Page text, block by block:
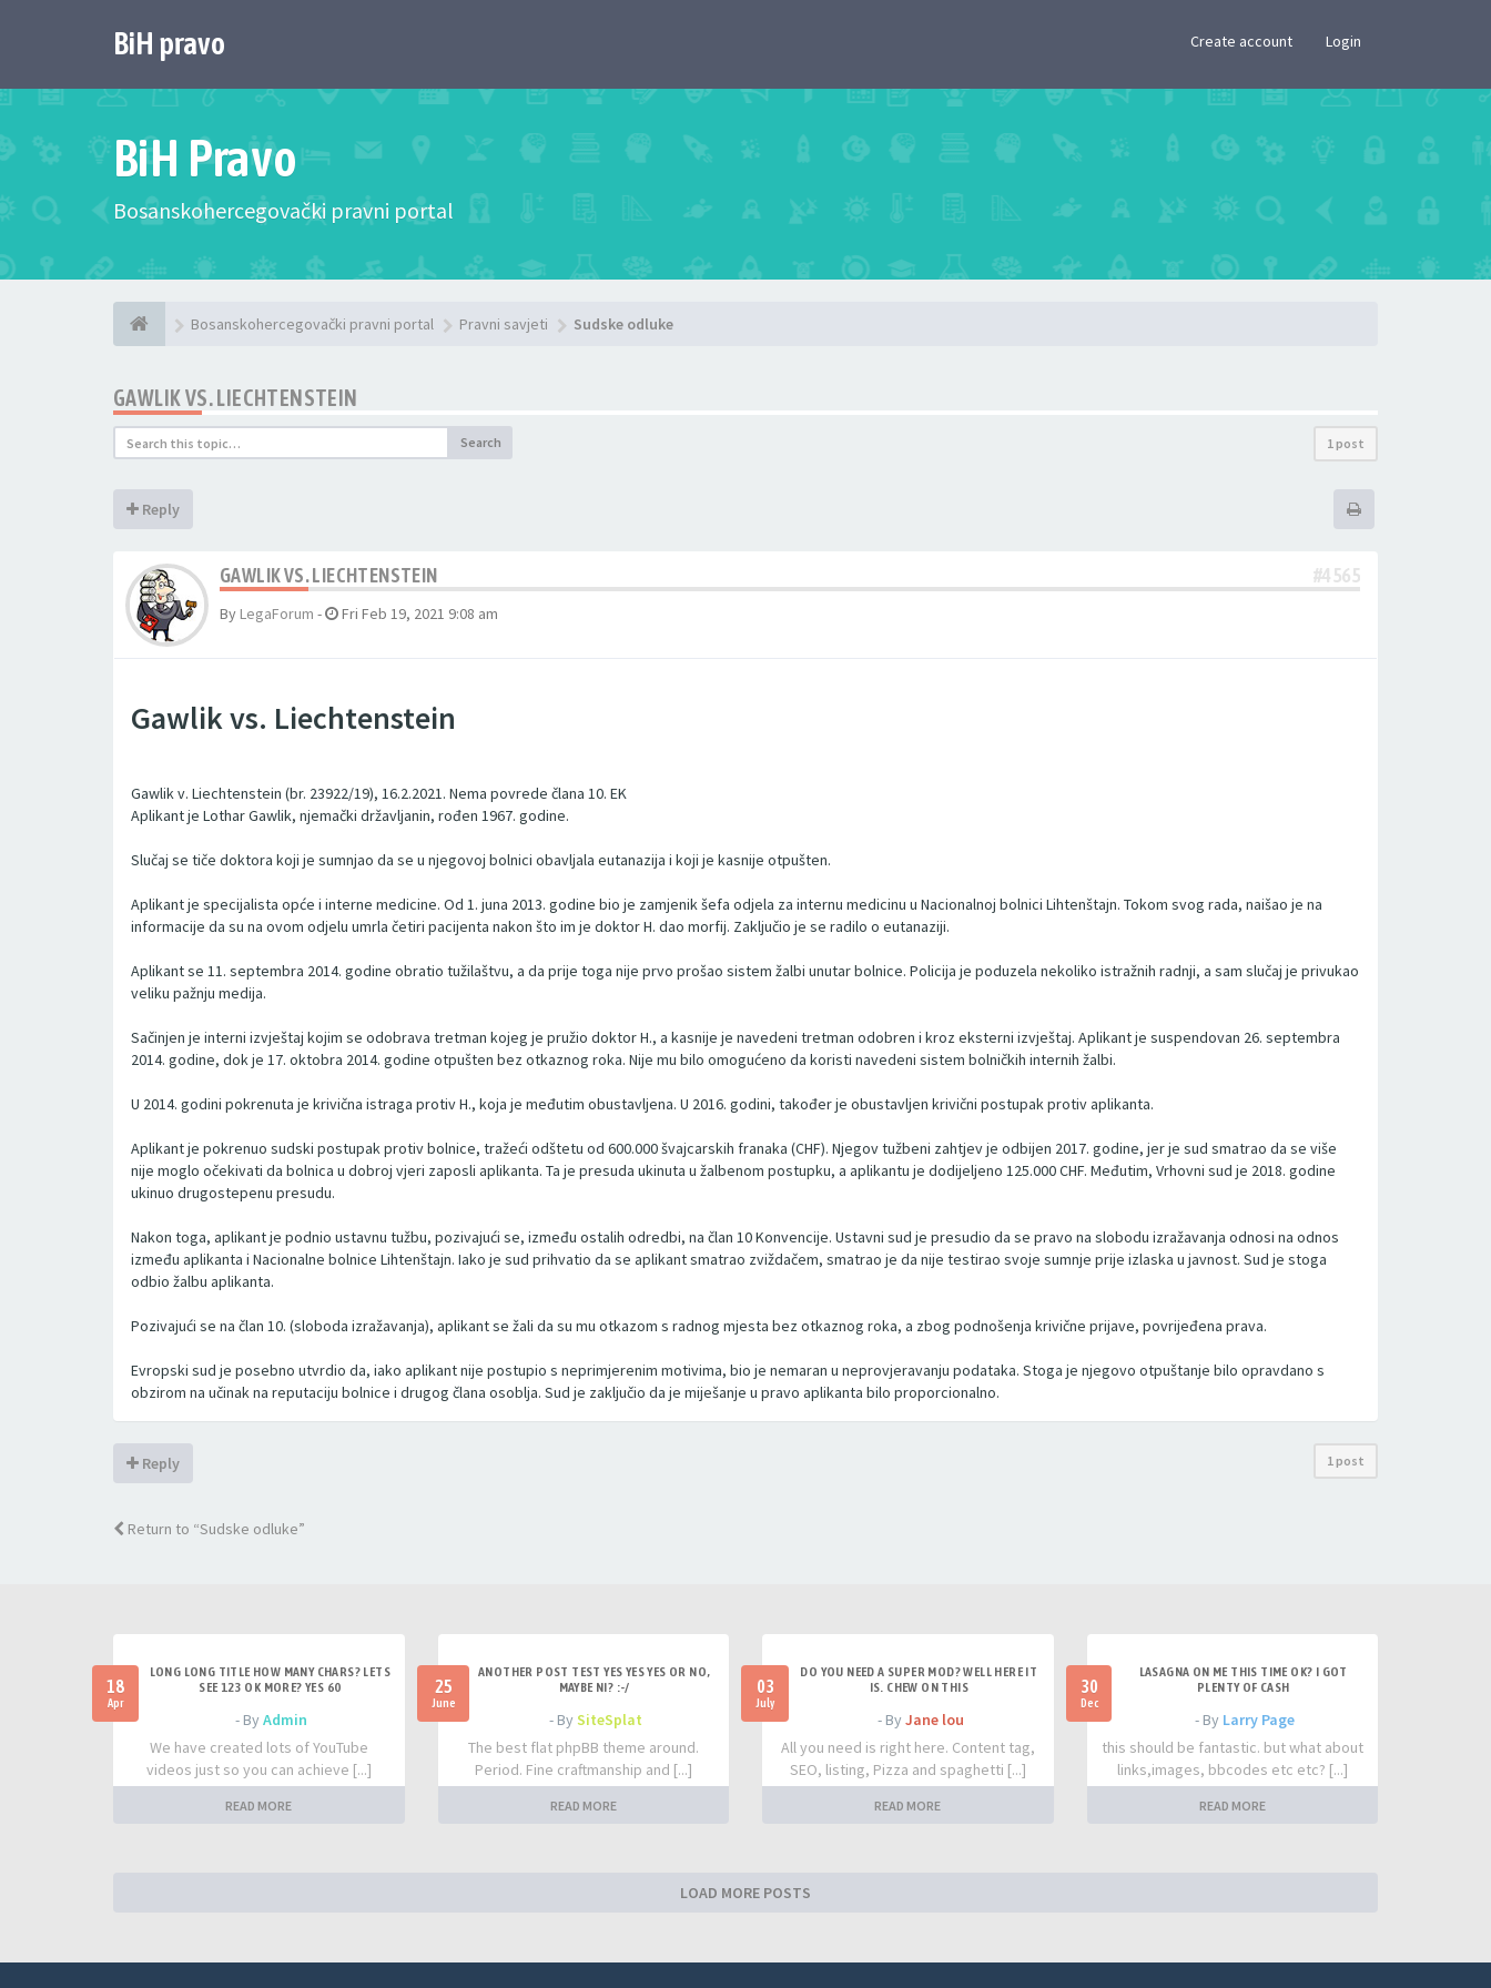
BiH pravo Create account Login
BiH Pravo
Bosanskohercegovački pravni portal
Bosanskohercegovački pravni portal Pravni savjeti Sudske odluke
GAWLIK VS. LIECHTENSTEIN
Search 1 post
Reply
GAWLIK VS. LIECHTENSTEIN #4565
By LegaForum - Fri Feb 19, 2021 9:08 am
Gawlik vs. Liechtenstein
Gawlik v. Liechtenstein (br. 23922/19), 16.2.2021. Nema povrede člana 10. EK
Aplikant je Lothar Gawlik, njemački državljanin, rođen 1967. godine.
Slučaj se tiče doktora koji je sumnjao da se u njegovoj bolnici obavljala eutanazija i koji je kasnije otpušten.
Aplikant je specijalista opće i interne medicine. Od 1. juna 2013. godine bio je zamjenik šefa odjela za internu medicinu u Nacionalnoj bolnici Lihtenštajn. Tokom svog rada, naišao je na
informacije da su na ovom odjelu umrla četiri pacijenta nakon što im je doktor H. dao morfij. Zaključio je se radilo o eutanaziji.
Aplikant se 11. septembra 2014. godine obratio tužilaštvu, a da prije toga nije prvo prošao sistem žalbi unutar bolnice. Policija je poduzela nekoliko istražnih radnji, a sam slučaj je privukao
veliku pažnju medija.
Sačinjen je interni izvještaj kojim se odobrava tretman kojeg je pružio doktor H., a kasnije je navedeni tretman odobren i kroz eksterni izvještaj. Aplikant je suspendovan 26. septembra
2014. godine, dok je 17. oktobra 2014. godine otpušten bez otkaznog roka. Nije mu bilo omogućeno da koristi navedeni sistem bolničkih internih žalbi.
U 2014. godini pokrenuta je krivična istraga protiv H., koja je međutim obustavljena. U 2016. godini, također je obustavljen krivični postupak protiv aplikanta.
Aplikant je pokrenuo sudski postupak protiv bolnice, tražeći odštetu od 600.000 švajcarskih franaka (CHF). Njegov tužbeni zahtjev je odbijen 2017. godine, jer je sud smatrao da se više
nije moglo očekivati da bolnica u dobroj vjeri zaposli aplikanta. Ta je presuda ukinuta u žalbenom postupku, a aplikantu je dodijeljeno 125.000 CHF. Međutim, Vrhovni sud je 2018. godine
ukinuo drugostepenu presudu.
Nakon toga, aplikant je podnio ustavnu tužbu, pozivajući se, između ostalih odredbi, na član 10 Konvencije. Ustavni sud je presudio da se pravo na slobodu izražavanja odnosi na odnos
između aplikanta i Nacionalne bolnice Lihtenštajn. Iako je sud prihvatio da se aplikant smatrao zviždačem, smatrao je da nije testirao svoje sumnje prije izlaska u javnost. Sud je stoga
odbio žalbu aplikanta.
Pozivajući se na član 10. (sloboda izražavanja), aplikant se žali da su mu otkazom s radnog mjesta bez otkaznog roka, a zbog podnošenja krivične prijave, povrijeđena prava.
Evropski sud je posebno utvrdio da, iako aplikant nije postupio s neprimjerenim motivima, bio je nemaran u neprovjeravanju podataka. Stoga je njegovo otpuštanje bilo opravdano s
obzirom na učinak na reputaciju bolnice i drugog člana osoblja. Sud je zaključio da je miješanje u pravo aplikanta bilo proporcionalno.
Reply 1 post
Return to “Sudske odluke”
18
Apr
LONG LONG TITLE HOW MANY CHARS? LETS
SEE 123 OK MORE? YES 60
- ByAdmin
We have created lots of YouTube
videos just so you can achieve [...]
READ MORE
25
June
ANOTHER POST TEST YES YES YES OR NO,
MAYBE NI? :-/
- BySiteSplat
The best flat phpBB theme around.
Period. Fine craftmanship and [...]
READ MORE
03
July
DO YOU NEED A SUPER MOD? WELL HERE IT
IS. CHEW ON THIS
- By Jane lou
All you need is right here. Content tag,
SEO, listing, Pizza and spaghetti [...]
READ MORE
30
Dec
LASAGNA ON ME THIS TIME OK? I GOT
PLENTY OF CASH
- By Larry Page
this should be fantastic. but what about
links,images, bbcodes etc etc? [...]
READ MORE
LOAD MORE POSTS